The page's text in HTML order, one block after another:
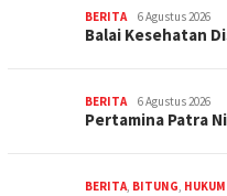
BERITA 6 Agustus 2026
Balai Kesehatan
BERITA 6 Agustus 2026
Pertamina Patra
BERITA BITUNG HUKUM